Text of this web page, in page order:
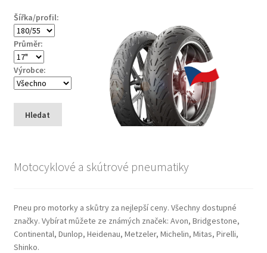
Šířka/profil:
Průměr:
Výrobce:
Hledat
Motocyklové a skútrové pneumatiky
Pneu pro motorky a skůtry za nejlepší ceny. Všechny dostupné
značky. Vybírat můžete ze známých značek: Avon, Bridgestone,
Continental, Dunlop, Heidenau, Metzeler, Michelin, Mitas, Pirelli,
Shinko.